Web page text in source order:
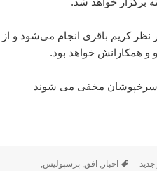
کریم باقری انجام می‌شود و از
همکارانش خواهد بود.
سرخپوشان مخفی می شوند
جدید برچسب‌ها
اخبار, افق,پرسپولیس,